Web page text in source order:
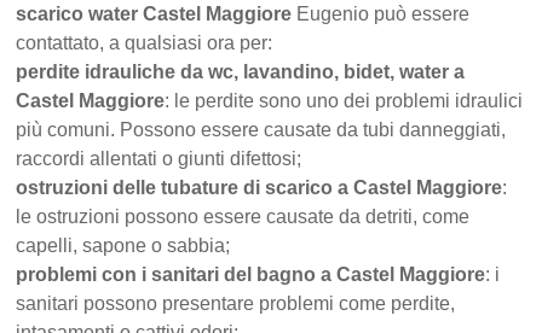
scarico water Castel Maggiore Eugenio può essere
contattato, a qualsiasi ora per:
perdite idrauliche da wc, lavandino, bidet, water a
Castel Maggiore: le perdite sono uno dei problemi idraulici
più comuni. Possono essere causate da tubi danneggiati,
raccordi allentati o giunti difettosi;
ostruzioni delle tubature di scarico a Castel Maggiore:
le ostruzioni possono essere causate da detriti, come
capelli, sapone o sabbia;
problemi con i sanitari del bagno a Castel Maggiore: i
sanitari possono presentare problemi come perdite,